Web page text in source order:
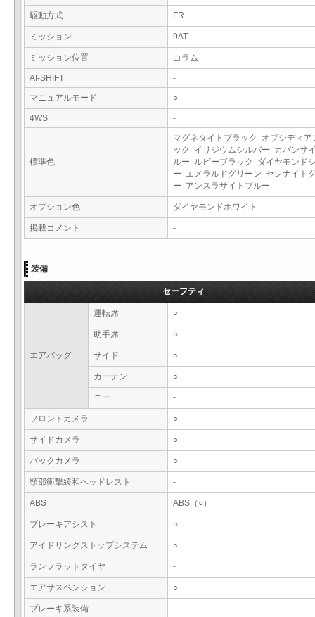
駆動方式 FR
ミッション 9AT
ミッション位置 コラム
AI-SHIFT
-
マニュアルモード
○
4WS -
標準色
マグネタイトブラック オブシディア
ック イリジウムシルバー カバンサ
ルー ルビーブラック ダイヤモンド
ー エメラルドグリーン セレナイト
ー アンスラサイトブルー
オプション色 ダイヤモンドホワイト
掲載コメント -
装備
セーフティ
エアバッグ
運転席 ○
助手席 ○
サイド ○
カーテン ○
ニー -
フロントカメラ ○
サイドカメラ ○
バックカメラ ○
頸部衝撃緩和ヘッドレスト -
ABS ABS（○）
ブレーキアシスト ○
アイドリングストップシステム ○
ランフラットタイヤ -
エアサスペンション ○
ブレーキ系装備 -